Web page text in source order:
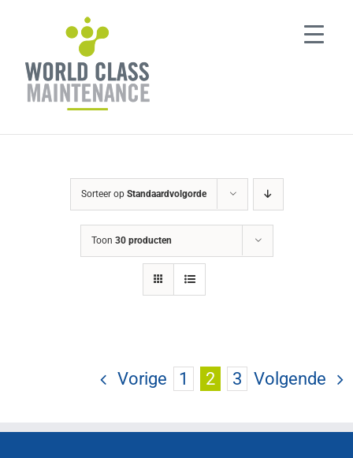
Sorteer op Standaardvolgorde
Toon 30 producten
Vorige 1 2 3 Volgende